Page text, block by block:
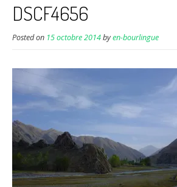
DSCF4656
Posted on 15 octobre 2014byen-bourlingue